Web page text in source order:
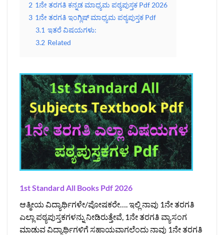
2 1ನೇ ತರಗತಿ ಕನ್ನಡ ಮಾಧ್ಯಮ ಪಠ್ಯಪುಸ್ತಕ Pdf 2026
3 1ನೇ ತರಗತಿ ಇಂಗ್ಲಿಷ್‌ ಮಾಧ್ಯಮ ಪಠ್ಯಪುಸ್ತಕ Pdf
3.1 ಇತರೆ ವಿಷಯಗಳು:
3.2 Related
1st Standard All Books Pdf 2026
ಆತ್ಮೀಯ ವಿದ್ಯಾರ್ಥಿಗಳೇ/ಪೋಷಕರೇ…. ಇಲ್ಲಿ ನಾವು 1ನೇ ತರಗತಿ
ಎಲ್ಲಾ ಪಠ್ಯಪುಸ್ತಕಗಳನ್ನು ನೀಡಿರುತ್ತೇವೆ, 1ನೇ ತರಗತಿ ವ್ಯಾಸಂಗ
ಮಾಡುವ ವಿದ್ಯಾರ್ಥಿಗಳಿಗೆ ಸಹಾಯವಾಗಲೆಂದು ನಾವು 1ನೇ ತರಗತಿ